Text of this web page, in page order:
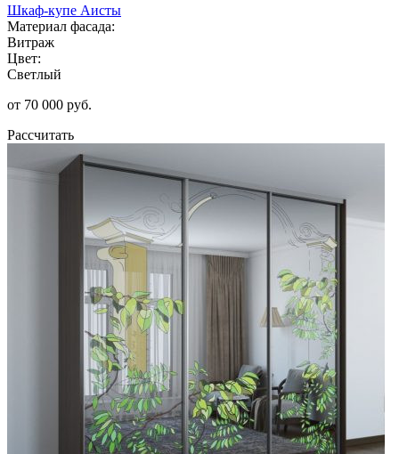
Шкаф-купе Аисты
Материал фасада:
Витраж
Цвет:
Светлый
от 70 000 руб.
Рассчитать